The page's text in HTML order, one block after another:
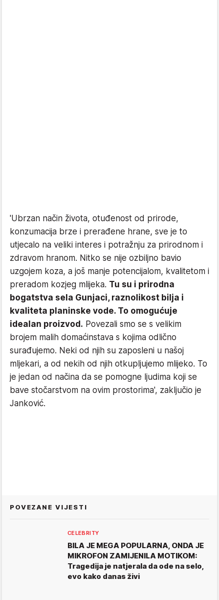
'Ubrzan način života, otuđenost od prirode,
konzumacija brze i prerađene hrane, sve je to
utjecalo na veliki interes i potražnju za prirodnom i
zdravom hranom. Nitko se nije ozbiljno bavio
uzgojem koza, a još manje potencijalom, kvalitetom i
preradom kozjeg mlijeka. Tu su i prirodna
bogatstva sela Gunjaci, raznolikost bilja i
kvaliteta planinske vode. To omogućuje
idealan proizvod. Povezali smo se s velikim
brojem malih domaćinstava s kojima odlično
surađujemo. Neki od njih su zaposleni u našoj
mljekari, a od nekih od njih otkupljujemo mlijeko. To
je jedan od načina da se pomogne ljudima koji se
bave stočarstvom na ovim prostorima', zaključio je
Janković.
POVEZANE VIJESTI
CELEBRITY
BILA JE MEGA POPULARNA, ONDA JE
MIKROFON ZAMIJENILA MOTIKOM:
Tragedija je natjerala da ode na selo,
evo kako danas živi